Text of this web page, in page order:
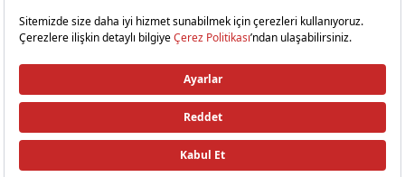
© 2026 Lezzet Online. Tüm hakları saklıdır.